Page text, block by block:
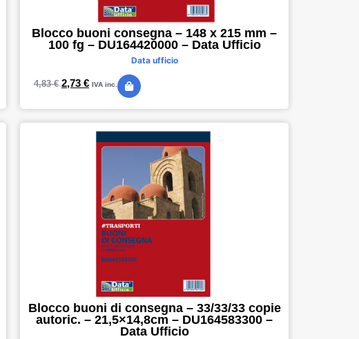
Blocco buoni consegna – 148 x 215 mm –
100 fg – DU164420000 – Data Ufficio
Data ufficio
4,83€ 2,73 € IVA inc.
Blocco buoni di consegna – 33/33/33 copie
autoric. – 21,5×14,8cm – DU164583300 –
Data Ufficio